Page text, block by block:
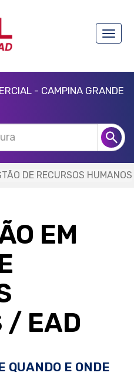
Toggle
- CAMPINA GRANDE
DE RECURSOS HUMANOS
EM
/ EAD
QUANDO E ONDE